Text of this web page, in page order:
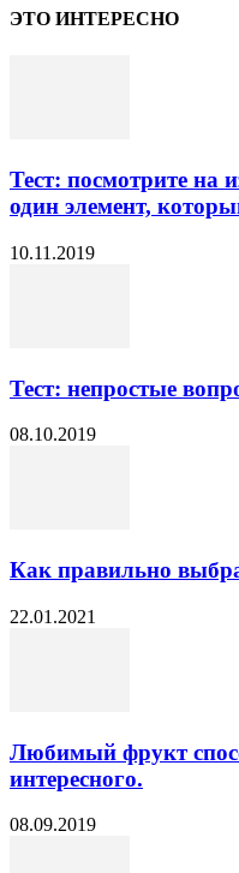
ЭТО ИНТЕРЕСНО
Тест: посмотрите на
один элемент,
10.11.2019
Тест: непростые
08.10.2019
Как правильно
22.01.2021
Любимый фрукт
интересного.
08.09.2019